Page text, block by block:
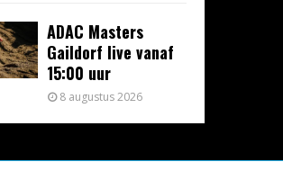
ADAC Masters
Gaildorf live vanaf
15:00 uur
8 augustus 2026